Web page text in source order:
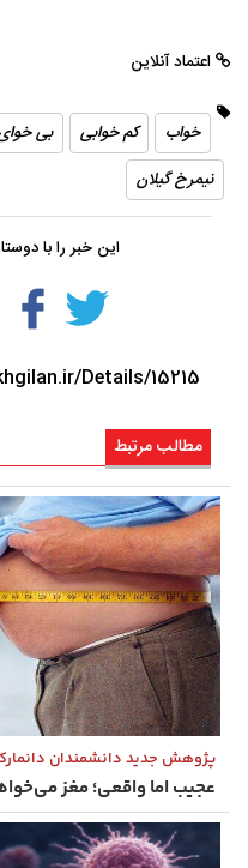
اعتماد آنلاین
خواب کم خوابی بی
نیمرخ گیلان
این خبر را با
Details/15215
مطالب مرتبط
پژوهش جدید دانشمندان
عجیب اما واقعی؛ مغز